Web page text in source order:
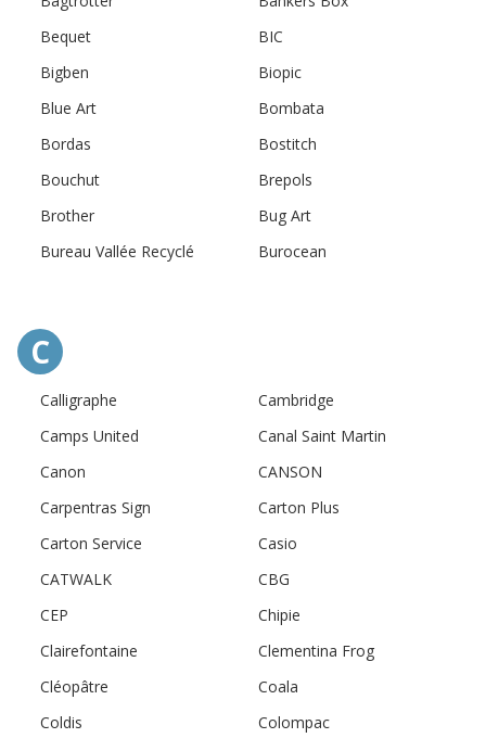
Bequet
BIC
Bigben
Biopic
Blue Art
Bombata
Bordas
Bostitch
Bouchut
Brepols
Brother
Bug Art
Bureau Vallée Recyclé
Burocean
C
Calligraphe
Cambridge
Camps United
Canal Saint Martin
Canon
CANSON
Carpentras Sign
Carton Plus
Carton Service
Casio
CATWALK
CBG
CEP
Chipie
Clairefontaine
Clementina Frog
Cléopâtre
Coala
Coldis
Colompac